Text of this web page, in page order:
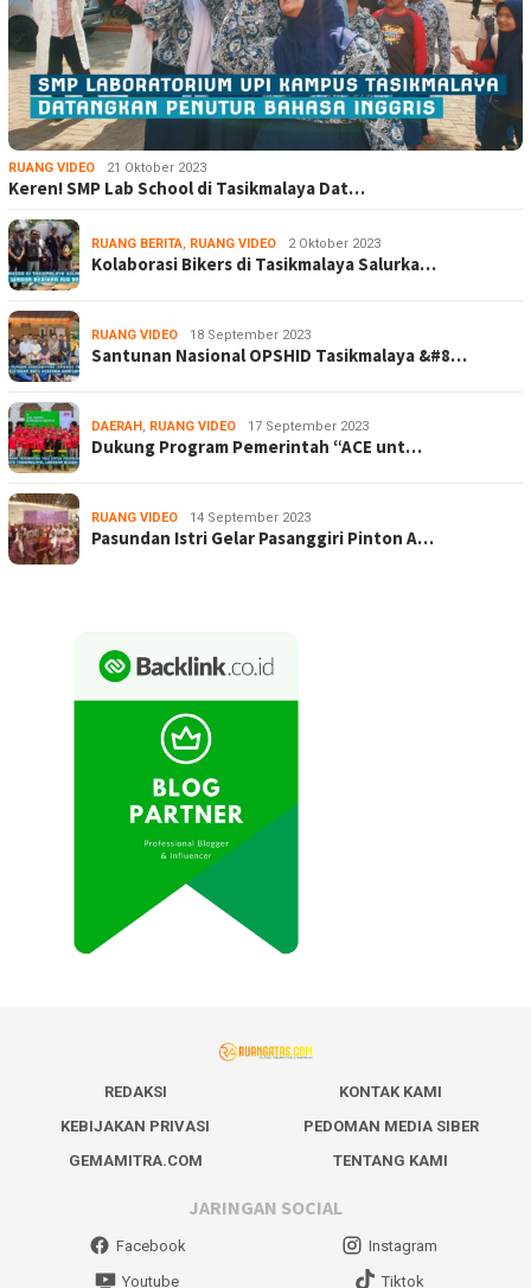
RUANG VIDEO 21 Oktober 2023
Keren! SMP Lab School di Tasikmalaya Dat…
RUANG BERITA, RUANG VIDEO 2 Oktober 2023
Kolaborasi Bikers di Tasikmalaya Salurka…
RUANG VIDEO 18 September 2023
Santunan Nasional OPSHID Tasikmalaya &#8…
DAERAH, RUANG VIDEO 17 September 2023
Dukung Program Pemerintah “ACE unt…
RUANG VIDEO 14 September 2023
Pasundan Istri Gelar Pasanggiri Pinton A…
REDAKSI
KONTAK KAMI
KEBIJAKAN PRIVASI
PEDOMAN MEDIA SIBER
GEMAMITRA.COM
TENTANG KAMI
JARINGAN SOCIAL
Facebook
Instagram
Youtube
Tiktok